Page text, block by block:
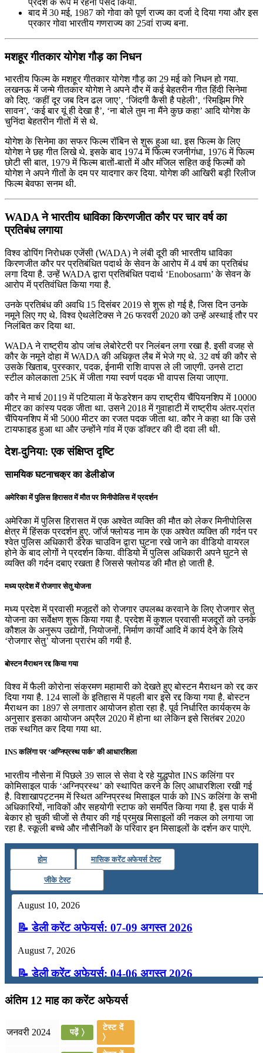
बाद में 30 मई, 1987 को गोवा को पूर्ण राज्य का दर्जा दे दिया गया और इस
प्रकार गोवा भारतीय गणराज्य का 25वां राज्य बना.
मशहूर गीतकार योगेश गौड़ का निधन
भारतीय फिल्म के मशहूर गीतकार योगेश गौड़ का 29 मई को निधन हो गया.
लखनऊ में जन्मे गीतकार योगेश ने अपने दौर में कई बेहतरीन गीत हिंदी सिनेमा
को दिए. ‘कहीं दूर जब दिन ढल जाए’, ‘जिंदगी कैसी है पहेली’, ‘रिमझिम गिरे
सावन’, ‘कई बार यूं ही देखा है’, ‘ना बोले तुम ना मैंने कुछ कहा’ आदि योगेश के
चुनिंदा बेहतरीन गीतों में से थे.
योगेश के सिनेमा का सफर फिल्म रॉबिन से शुरू हुआ था. इस फिल्म के लिए
योगेश ने छह गीत लिखे थे. इसके बाद 1974 में फिल्म रजनीगंधा, 1976 में फिल्म
छोटी सी बात, 1979 में फिल्म बातों-बातों में और मंजिल सहित कई फिल्मों को
योगेश ने अपने गीतों के दम पर यादगार कर दिया. योगेश की आखिरी बड़ी रिलीज
फिल्म बेवफा सनम थी.
WADA ने भारतीय धाविका किरणजीत कौर पर चार वर्ष का
प्रतिबंध लगाया
विश्व डोपिंग निरोधक एजेंसी (WADA) ने लंबी दूरी की भारतीय धाविका
किरणजीत कौर पर प्रतिबंधित पदार्थ के सेवन के आरोप में 4 वर्ष का प्रतिबंध
लगा दिया है. उन्हें WADA द्वारा प्रतिबंधित पदार्थ ‘Enobosarm’ के सेवन के
आरोप में प्रतिवंधित किया गया है.
उनके प्रतिबंध की अवधि 15 दिसंबर 2019 से शुरू हो गई है, जिस दिन उनके
नमूने लिए गए थे. विश्व ऐथलेटिक्स ने 26 फरवरी 2020 को उन्हें अस्थाई तौर पर
निलंबित कर दिया था.
WADA ने राष्ट्रीय डोप जांच लेबोरेटरी पर निलंबन लगा रखा है. इसी वजह से
कौर के नमूने दोहा में WADA की अधिकृत लैब में भेजे गए थे. 32 वर्ष की कौर से
उसके खिताब, पुरस्कार, पदक, ईनामी राशि वापस ले ली जाएगी. उनसे टाटा
स्टील कोलकाता 25K में जीता गया स्वर्ण पदक भी वापस लिया जाएगा.
कौर ने मार्च 20119 में पटियाला में फेडरेशन कप राष्ट्रीय चैंपियनशिप में 10000
मीटर का कांस्य पदक जीता था. उसने 2018 में गुवाहाटी में राष्ट्रीय अंतर-प्रांत
चैंपियनशिप में भी 5000 मीटर का रजत पदक जीता था. कौर ने कहा था कि उसे
टायफाइड हुआ था और उन्होंने गांव में एक डॉक्टर की दी दवा ली थी.
देश-दुनिया: एक संक्षिप्त दृष्टि
सामयिक घटनाचक्र का डेलीडोज
अमेरिका में पुलिस हिरासत में मौत पर मिनीपोलिस में प्रदर्शन
अमेरिका में पुलिस हिरासत में एक अश्वेत व्यक्ति की मौत को लेकर मिनीपोलिस
क्षेत्र में हिंसक प्रदर्शन हुए. जॉर्ज फ्लोयड नाम के एक अश्वेत व्यक्ति की गर्दन पर
श्वेत पुलिस अधिकारी डेरेक चाउविन द्वारा घुटना रखे जाने का वीडियो वायरल
होने के बाद लोगों ने प्रदर्शन किया. वीडियो में पुलिस अधिकारी अपने घुटने से
व्यक्ति की गर्दन दबाए रखता है जिससे फ्लोयड की मौत हो जाती है.
मध्य प्रदेश में रोजगार सेतु योजना
मध्य प्रदेश में प्रवासी मजूदरों को रोजगार उपलब्ध करवाने के लिए रोजगार सेतु
योजना का सर्वेक्षण शुरू किया गया है. प्रदेश में कुशल प्रवासी मजदूरों को उनके
कौशल के अनुरूप उद्योगों, नियोजनों, निर्माण कार्यों आदि में कार्य देने के लिये
‘रोजगार सेतु’ योजना प्रारंभ की गयी है.
बोस्टन मैराथन रद्द किया गया
विश्व में फैली कोरोना संक्रमण महामारी को देखते हुए बोस्टन मैराथन को रद्द कर
दिया गया है. 124 सालों के इतिहास में पहली बार इसे रद्द किया गया है. बोस्टन
मैराथन का 1897 से लगातार आयोजन होता रहा है. पूर्व निर्धारित कार्यक्रम के
अनुसार इसका आयोजन अप्रैल 2020 में होना था लेकिन इसे सितंबर 2020
तक स्थगित कर दिया गया था.
INS कलिंगा पर ‘अग्निप्रस्थ पार्क’ की आधारशिला
भारतीय नौसेना में पिछले 39 साल से सेवा दे रहे युद्धपोत INS कलिंगा पर
कोमिसाइल पार्क ‘अग्निप्रस्थ’ को स्थापित करने के लिए आधारशिला रखी गई
है. विशाखापट्टनम में स्थित अग्निप्रस्थ मिसाइल पार्क को INS कलिंगा के सभी
अधिकारियों, नाविकों और सहयोगी स्टाफ को समर्पित किया गया है. इस पार्क में
बेकार हो चुकी चीजों से तैयार की गई प्रमुख मिसाइलों की नकल को लगाया जा
रहा है. स्कूली बच्चे और नौसैनिकों के परिवार इन मिसाइलों के दर्शन कर पाएंगे.
होम मासिक करेंट अफेयर्स टेस्ट
जीके टेस्ट
August 10, 2026
📝 डेली करेंट अफेयर्स: 07-09 अगस्त 2026
August 7, 2026
📝 डेली करेंट अफेयर्स: 04-06 अगस्त 2026
August 4, 2026
📝 डेली करेंट अफेयर्स: 01-03 अगस्त 2026
July 31, 2026
अंतिम 12 माह का करेंट अफेयर्स
जनवरी 2024 पढ़ें 〉
टेस्ट दें
〉